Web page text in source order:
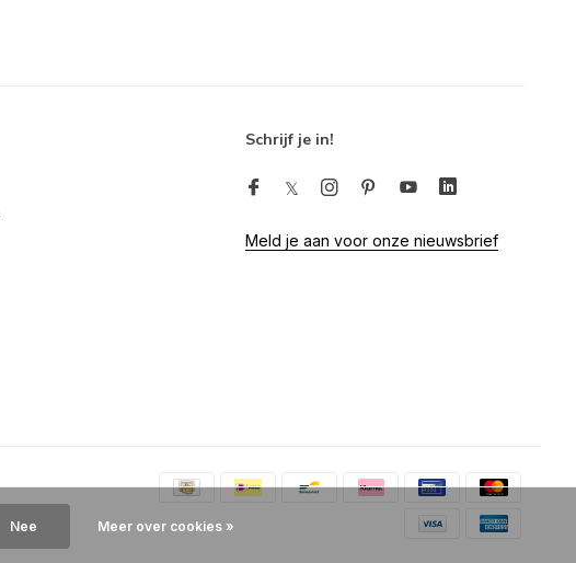
Schrijf je in!
Meld je aan voor onze nieuwsbrief
Nee Meer over cookies »